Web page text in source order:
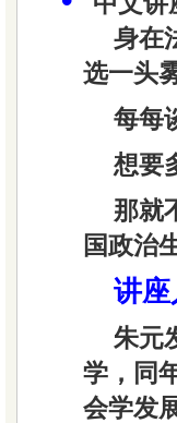
身在
选一头
每每
想要
那就
国政治
讲座
朱元
学，同
会学发